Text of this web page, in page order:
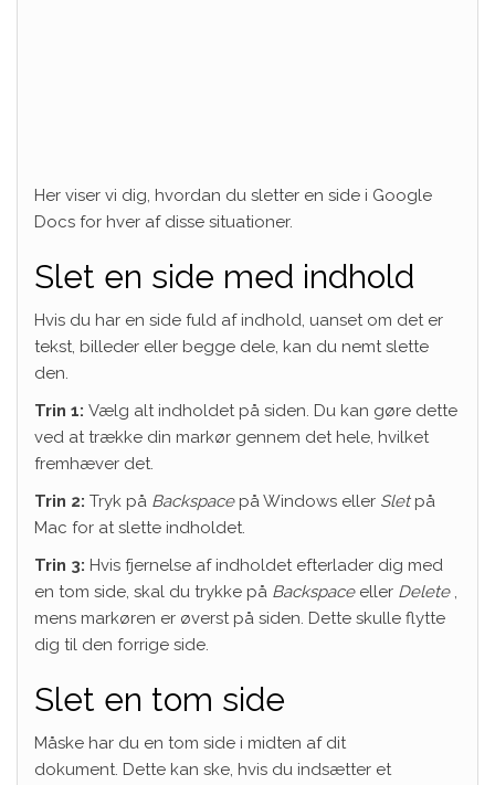
Her viser vi dig, hvordan du sletter en side i Google
Docs for hver af disse situationer.
Slet en side med indhold
Hvis du har en side fuld af indhold, uanset om det er
tekst, billeder eller begge dele, kan du nemt slette
den.
Trin 1: Vælg alt indholdet på siden. Du kan gøre dette
ved at trække din markør gennem det hele, hvilket
fremhæver det.
Trin 2: Tryk på Backspacepå Windows eller Sletpå
Mac for at slette indholdet.
Trin 3: Hvis fjernelse af indholdet efterlader dig med
en tom side, skal du trykke på Backspaceeller Delete,
mens markøren er øverst på siden. Dette skulle flytte
dig til den forrige side.
Slet en tom side
Måske har du en tom side i midten af ​​dit
dokument. Dette kan ske, hvis du indsætter et